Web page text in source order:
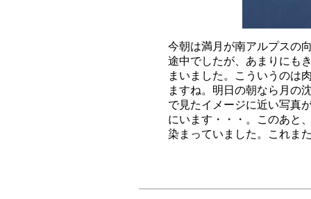
今朝は満月が南アルプスの
途中でしたが、あまりにも
まいました。こういうのは
ますね。明日の朝なら月の
で見たイメージに近い写真
にいます・・・。このあと